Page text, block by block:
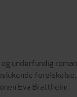
underfundig roman
forelskelse,
Eva Brattheim